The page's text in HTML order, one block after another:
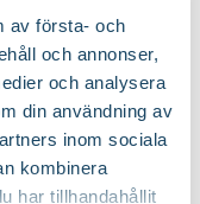
av första- och
och annonser,
och analysera
din användning av
inom sociala
kombinera
har tillhandahållit